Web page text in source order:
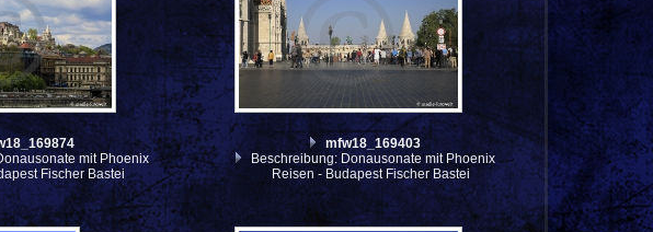
mit Phoenix
Fischer Bastei
mfw18_169403
Beschreibung: Donausonate mit Phoenix
Reisen - Budapest Fischer Bastei